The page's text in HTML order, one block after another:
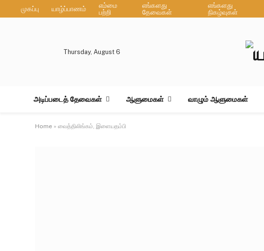
முகப்பு யாழ்ப்பாணம்
எம்மை
பற்றி
எங்களது
தேவைகள்
எங்களது
நிகழ்வுகள்
Thursday, August 6
அடிப்படைத் தேவைகள் ஆளுமைகள் வாழும் ஆளுமைகள்
Home » வைத்திலிங்கம், இளையதம்பி